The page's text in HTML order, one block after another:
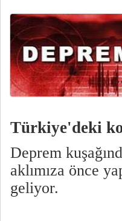
Türkiye'deki
Deprem
aklımıza önce
geliyor.